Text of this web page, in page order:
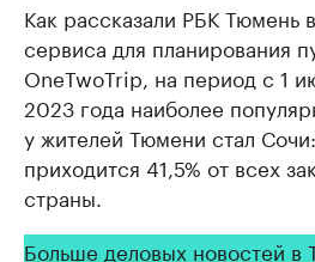
Как рассказали РБК Тюмень
сервиса для планирования
OneTwoTrip, на период с 1
2023 года наиболее
у жителей Тюмени стал
приходится 41,5% от всех
страны.
Больше деловых новостей в